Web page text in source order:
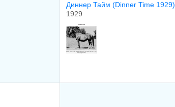
Диннер Тайм (Dinner Time 1929)
1929